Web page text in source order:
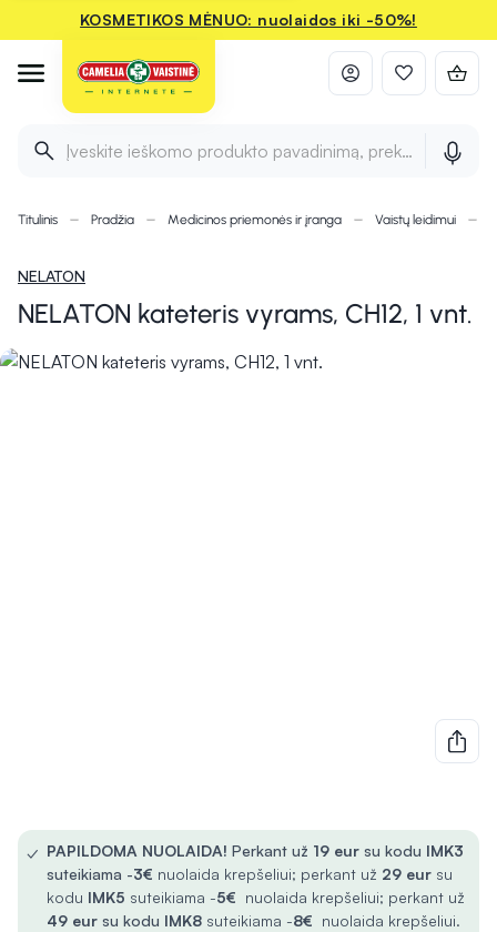
KOSMETIKOS MĖNUO: nuolaidos iki -50%!
Įveskite ieškomo produkto pavadinimą, prekės ženklą ir
Titulinis Pradžia Medicinos priemonės ir įranga Vaistų leidimui
NELATON
NELATON kateteris vyrams, CH12, 1 vnt.
✓ PAPILDOMA NUOLAIDA! Perkant už 19 eur su kodu IMK3
suteikiama -3€ nuolaida krepšeliui; perkant už 29 eur su
kodu IMK5 suteikiama -5€ nuolaida krepšeliui; perkant už
49 eur su kodu IMK8 suteikiama -8€ nuolaida krepšeliui.